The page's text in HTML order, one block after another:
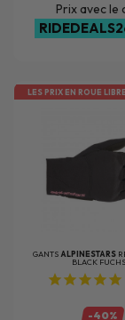
Prix avec le
LES PRIX EN ROUE LIBRE
GANTSALPINESTARS
BLACK
-40%